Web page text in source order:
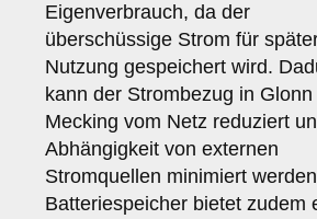
Eigenverbrauch, da der
überschüssige Strom für
Nutzung gespeichert wird.
kann der Strombezug in Glonn
Mecking vom Netz reduziert
Abhängigkeit von externen
Stromquellen minimiert
Batteriespeicher bietet zudem